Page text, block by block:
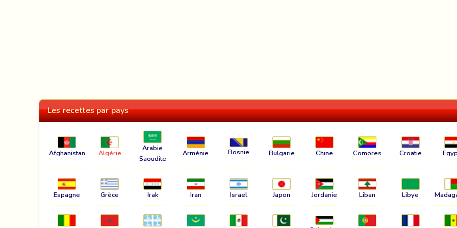
Les recettes par pays
Afghanistan Algérie
Arabie
Saoudite
Arménie Bosnie Bulgarie Chine Comores Croatie
Espagne Grèce Irak Iran Israel Japon Jordanie Liban Libye